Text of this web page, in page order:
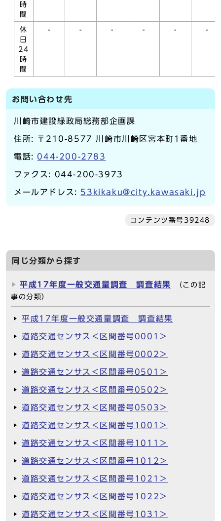
時
間
休
日
24
時
間
- - - - - -
お問い合わせ先
川崎市建設緑政局総務部企画課
住所: 〒210-8577 川崎市川崎区宮本町1番地
電話: 044-200-2783
ファクス: 044-200-3973
メールアドレス: 53kikaku@city.kawasaki.jp
コンテンツ番号39248
同じ分類から探す
平成17年度一般交通量調査 調査結果
（この記
事の分類）
平成17年度一般交通量調査 調査結果
道路交通センサス＜区間番号0001＞
道路交通センサス＜区間番号0002＞
道路交通センサス＜区間番号0501＞
道路交通センサス＜区間番号0502＞
道路交通センサス＜区間番号0503＞
道路交通センサス＜区間番号1001＞
道路交通センサス＜区間番号1011＞
道路交通センサス＜区間番号1012＞
道路交通センサス＜区間番号1021＞
道路交通センサス＜区間番号1022＞
道路交通センサス＜区間番号1031＞